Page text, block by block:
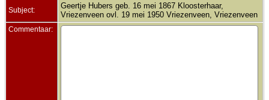
Subject:
Geertje Hubers geb. 16 mei 1867 Kloosterhaar,
Vriezenveen ovl. 19 mei 1950 Vriezenveen, Vriezenveen
Commentaar: